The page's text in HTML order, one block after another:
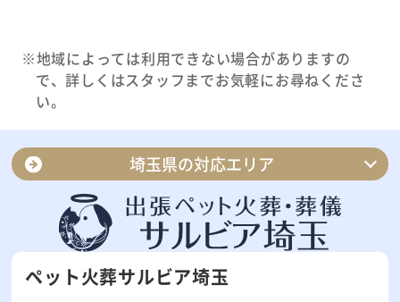
※地域によっては利用できない場合がありますの
で、詳しくはスタッフまでお気軽にお尋ねくださ
い。
埼玉県の対応エリア
さいたま市南区
さいたま市浦和区
さいたま市見沼区
さいたま市北区
さいたま市緑区
さいたま市大宮区
ペット火葬サルビア埼玉